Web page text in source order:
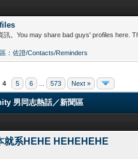
。You may share bad guys' profiles here.
：佐證/Contacts/Reminders
4 5 6 573 Next »
男同志熱話／新聞區
就系HEHE HEHEHEHE
5 in Average
2345